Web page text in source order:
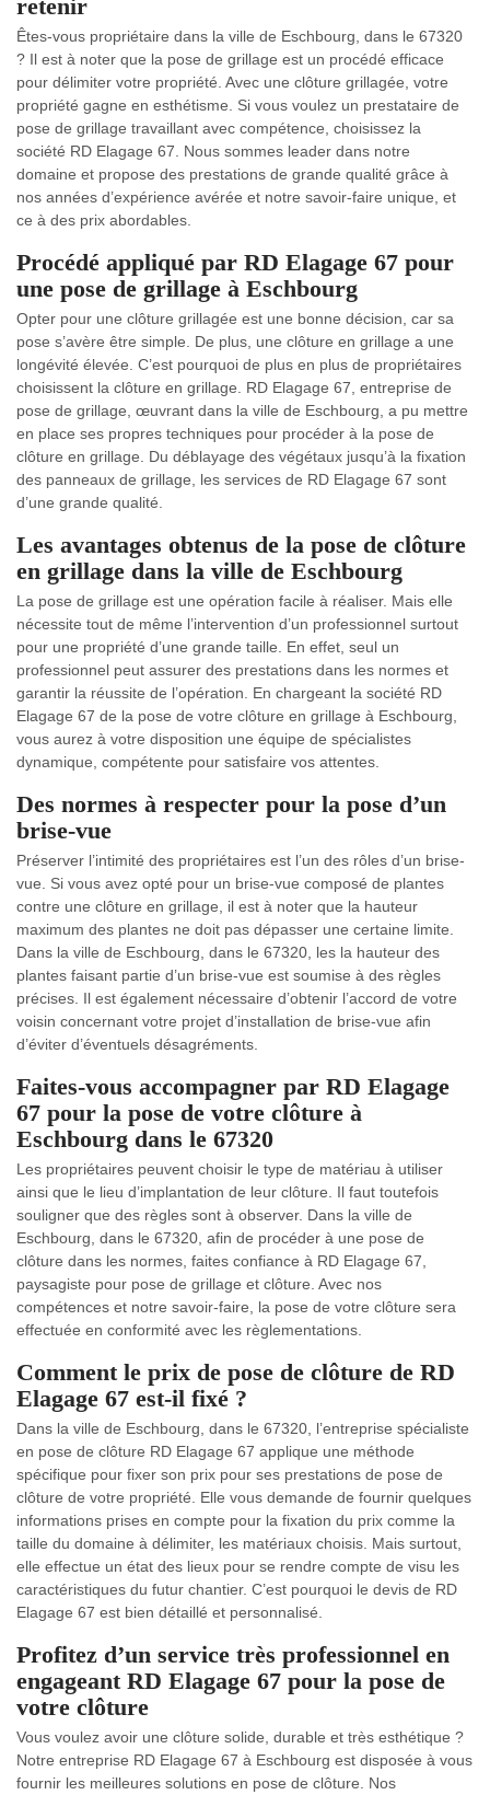
retenir
Êtes-vous propriétaire dans la ville de Eschbourg, dans le 67320
? Il est à noter que la pose de grillage est un procédé efficace
pour délimiter votre propriété. Avec une clôture grillagée, votre
propriété gagne en esthétisme. Si vous voulez un prestataire de
pose de grillage travaillant avec compétence, choisissez la
société RD Elagage 67. Nous sommes leader dans notre
domaine et propose des prestations de grande qualité grâce à
nos années d’expérience avérée et notre savoir-faire unique, et
ce à des prix abordables.
Procédé appliqué par RD Elagage 67 pour
une pose de grillage à Eschbourg
Opter pour une clôture grillagée est une bonne décision, car sa
pose s’avère être simple. De plus, une clôture en grillage a une
longévité élevée. C’est pourquoi de plus en plus de propriétaires
choisissent la clôture en grillage. RD Elagage 67, entreprise de
pose de grillage, œuvrant dans la ville de Eschbourg, a pu mettre
en place ses propres techniques pour procéder à la pose de
clôture en grillage. Du déblayage des végétaux jusqu’à la fixation
des panneaux de grillage, les services de RD Elagage 67 sont
d’une grande qualité.
Les avantages obtenus de la pose de clôture
en grillage dans la ville de Eschbourg
La pose de grillage est une opération facile à réaliser. Mais elle
nécessite tout de même l’intervention d’un professionnel surtout
pour une propriété d’une grande taille. En effet, seul un
professionnel peut assurer des prestations dans les normes et
garantir la réussite de l’opération. En chargeant la société RD
Elagage 67 de la pose de votre clôture en grillage à Eschbourg,
vous aurez à votre disposition une équipe de spécialistes
dynamique, compétente pour satisfaire vos attentes.
Des normes à respecter pour la pose d’un
brise-vue
Préserver l’intimité des propriétaires est l’un des rôles d’un brise-
vue. Si vous avez opté pour un brise-vue composé de plantes
contre une clôture en grillage, il est à noter que la hauteur
maximum des plantes ne doit pas dépasser une certaine limite.
Dans la ville de Eschbourg, dans le 67320, les la hauteur des
plantes faisant partie d’un brise-vue est soumise à des règles
précises. Il est également nécessaire d’obtenir l’accord de votre
voisin concernant votre projet d’installation de brise-vue afin
d’éviter d’éventuels désagréments.
Faites-vous accompagner par RD Elagage
67 pour la pose de votre clôture à
Eschbourg dans le 67320
Les propriétaires peuvent choisir le type de matériau à utiliser
ainsi que le lieu d’implantation de leur clôture. Il faut toutefois
souligner que des règles sont à observer. Dans la ville de
Eschbourg, dans le 67320, afin de procéder à une pose de
clôture dans les normes, faites confiance à RD Elagage 67,
paysagiste pour pose de grillage et clôture. Avec nos
compétences et notre savoir-faire, la pose de votre clôture sera
effectuée en conformité avec les règlementations.
Comment le prix de pose de clôture de RD
Elagage 67 est-il fixé ?
Dans la ville de Eschbourg, dans le 67320, l’entreprise spécialiste
en pose de clôture RD Elagage 67 applique une méthode
spécifique pour fixer son prix pour ses prestations de pose de
clôture de votre propriété. Elle vous demande de fournir quelques
informations prises en compte pour la fixation du prix comme la
taille du domaine à délimiter, les matériaux choisis. Mais surtout,
elle effectue un état des lieux pour se rendre compte de visu les
caractéristiques du futur chantier. C’est pourquoi le devis de RD
Elagage 67 est bien détaillé et personnalisé.
Profitez d’un service très professionnel en
engageant RD Elagage 67 pour la pose de
votre clôture
Vous voulez avoir une clôture solide, durable et très esthétique ?
Notre entreprise RD Elagage 67 à Eschbourg est disposée à vous
fournir les meilleures solutions en pose de clôture. Nos